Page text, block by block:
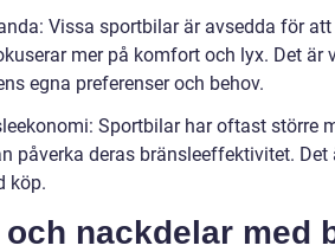
Vissa sportbilar är avsedda för
mer på komfort och lyx. Det
egna preferenser och behov.
Sportbilar har oftast större
påverka deras bränsleeffektivitet.
köp.
och nackdelar med